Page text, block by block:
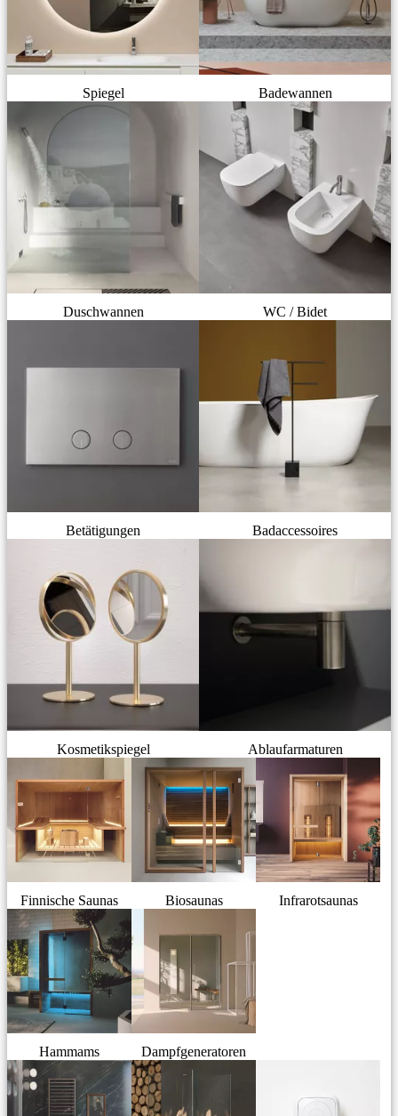
Spiegel Badewannen
Duschwannen WC / Bidet
Betätigungen Badaccessoires
Kosmetikspiegel Ablaufarmaturen
Finnische Saunas Biosaunas Infrarotsaunas
Hammams Dampfgeneratoren